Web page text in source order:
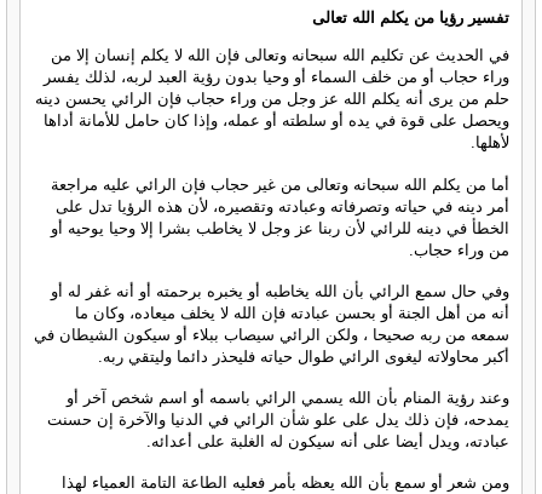
تفسير رؤيا من يكلم الله تعالى
في الحديث عن تكليم الله سبحانه وتعالى فإن الله لا يكلم إنسان إلا من
وراء حجاب أو من خلف السماء أو وحيا بدون رؤية العبد لربه، لذلك يفسر
حلم من يرى أنه يكلم الله عز وجل من وراء حجاب فإن الرائي يحسن دينه
ويحصل على قوة في يده أو سلطته أو عمله، وإذا كان حامل للأمانة أداها
لأهلها.
أما من يكلم الله سبحانه وتعالى من غير حجاب فإن الرائي عليه مراجعة
أمر دينه في حياته وتصرفاته وعبادته وتقصيره، لأن هذه الرؤيا تدل على
الخطأ في دينه للرائي لأن ربنا عز وجل لا يخاطب بشرا إلا وحيا يوحيه أو
من وراء حجاب.
وفي حال سمع الرائي بأن الله يخاطبه أو يخبره برحمته أو أنه غفر له أو
أنه من أهل الجنة أو بحسن عبادته فإن الله لا يخلف ميعاده، وكان ما
سمعه من ربه صحيحا ، ولكن الرائي سيصاب ببلاء أو سيكون الشيطان في
أكبر محاولاته ليغوى الرائي طوال حياته فليحذر دائما وليتقي ربه.
وعند رؤية المنام بأن الله يسمي الرائي باسمه أو اسم شخص آخر أو
يمدحه، فإن ذلك يدل على علو شأن الرائي في الدنيا والآخرة إن حسنت
عبادته، ويدل أيضا على أنه سيكون له الغلبة على أعدائه.
ومن شعر أو سمع بأن الله يعظه بأمر فعليه الطاعة التامة العمياء لهذا